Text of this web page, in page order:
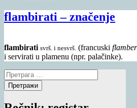
flambirati – značenje
flambirati svrš. i nesvrš. (francuski flamber
i servirati u plamenu (npr. palačinke).
Претрага
за: